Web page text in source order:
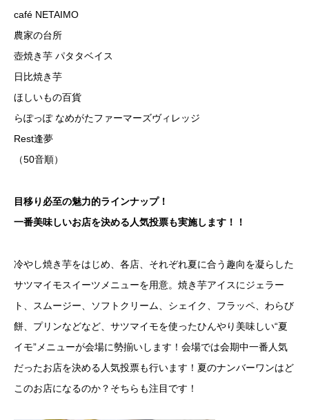
café NETAIMO
農家の台所
壺焼き芋 パタタベイス
日比焼き芋
ほしいもの百貨
らぽっぽ なめがたファーマーズヴィレッジ
Rest逢夢
（50音順）
目移り必至の魅力的ラインナップ！
一番美味しいお店を決める人気投票も実施します！！
冷やし焼き芋をはじめ、各店、それぞれ夏に合う趣向を凝らした
サツマイモスイーツメニューを用意。焼き芋アイスにジェラー
ト、スムージー、ソフトクリーム、シェイク、フラッペ、わらび
餅、プリンなどなど、サツマイモを使ったひんやり美味しい“夏
イモ”メニューが会場に勢揃いします！会場では会期中一番人気
だったお店を決める人気投票も行います！夏のナンバーワンはど
このお店になるのか？そちらも注目です！